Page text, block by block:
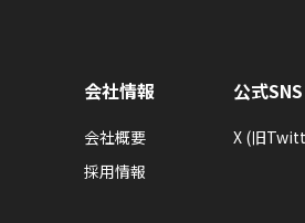
会社情報
会社概要
採用情報
公式SNS
X (旧